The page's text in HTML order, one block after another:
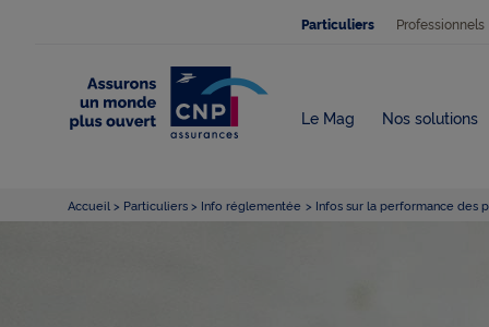
Particuliers Professionnels
Le Mag Nos solutions
Accueil Particuliers Info réglementée Infos sur la performance des